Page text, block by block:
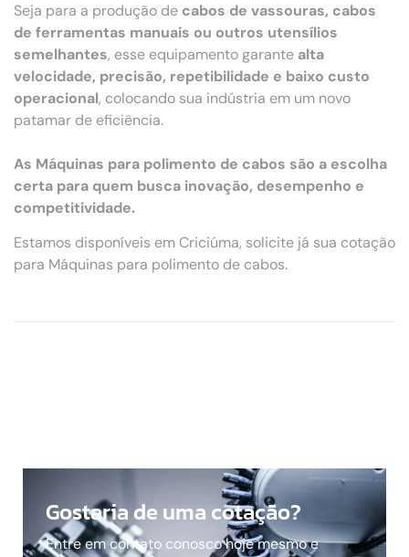
Seja para a produção de cabos de vassouras, cabos
de ferramentas manuais ou outros utensílios
semelhantes, esse equipamento garante alta
velocidade, precisão, repetibilidade e baixo custo
operacional, colocando sua indústria em um novo
patamar de eficiência.
As Máquinas para polimento de cabos são a escolha
certa para quem busca inovação, desempenho e
competitividade.
Estamos disponíveis em Criciúma, solicite já sua cotação
para Máquinas para polimento de cabos.
Gostaria de uma cotação?
Entre em contato conosco hoje mesmo e